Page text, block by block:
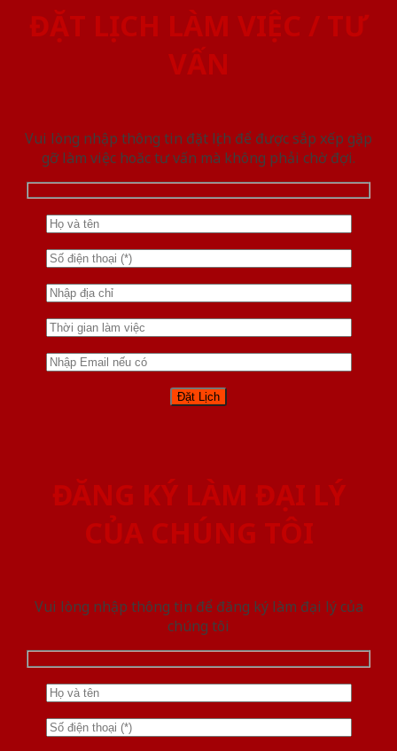
ĐẶT LỊCH LÀM VIỆC / TƯ
VẤN
Vui lòng nhập thông tin đặt lịch để được sắp xếp gặp
gỡ làm việc hoăc tư vấn mà không phải chờ đợi.
ĐĂNG KÝ LÀM ĐẠI LÝ
CỦA CHÚNG TÔI
Vui lòng nhập thông tin để đăng ký làm đại lý của
chúng tôi